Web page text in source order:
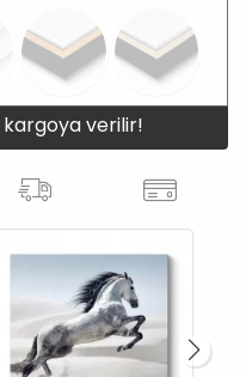
kargoya verilir!